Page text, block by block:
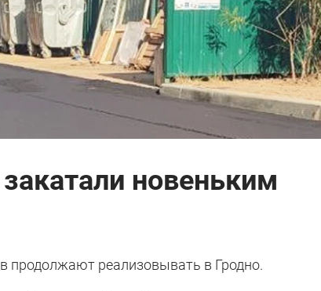
новеньким
продолжают реализовывать в Гродно.